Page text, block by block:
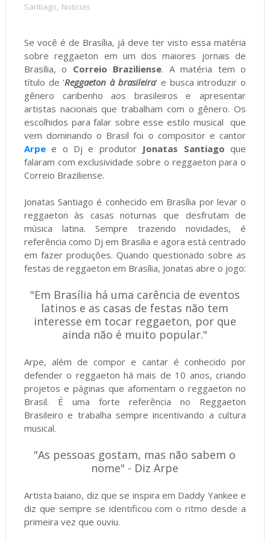
Santiago, Notícias
Se você é de Brasília, já deve ter visto essa matéria
sobre reggaeton em um dos maiores jornais de
Brasília, o Correio Braziliense. A matéria tem o
título de 'Reggaeton à brasileira' e busca introduzir o
gênero caribenho aos brasileiros e apresentar
artistas nacionais que trabalham com o gênero. Os
escolhidos para falar sobre esse estilo musical que
vem dominando o Brasil foi o compositor e cantor
Arpee o Dj e produtor Jonatas Santiago que
falaram com exclusividade sobre o reggaeton para o
Correio Braziliense.
Jonatas Santiago é conhecido em Brasília por levar o
reggaeton às casas noturnas que desfrutam de
música latina. Sempre trazendo novidades, é
referência como Dj em Brasilia e agora está centrado
em fazer produções. Quando questionado sobre as
festas de reggaeton em Brasília, Jonatas abre o jogo:
"Em Brasília há uma carência de eventos
latinos e as casas de festas não tem
interesse em tocar reggaeton, por que
ainda não é muito popular."
Arpe, além de compor e cantar é conhecido por
defender o reggaeton há mais de 10 anos, criando
projetos e páginas que afomentam o reggaeton no
Brasil. É uma forte referência no Reggaeton
Brasileiro e trabalha sempre incentivando a cultura
musical.
"As pessoas gostam, mas não sabem o
nome" - Diz Arpe
Artista baiano, diz que se inspira em Daddy Yankee e
diz que sempre se identificou com o ritmo desde a
primeira vez que ouviu.